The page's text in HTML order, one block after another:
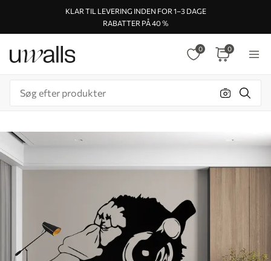
KLAR TIL LEVERING INDEN FOR 1–3 DAGE
RABATTER PÅ 40 %
0 0